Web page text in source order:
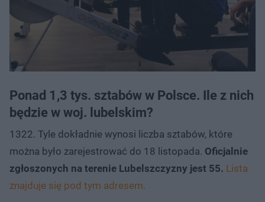
Ponad 1,3 tys. sztabów w Polsce. Ile z nich
będzie w woj. lubelskim?
1322. Tyle dokładnie wynosi liczba sztabów, które
można było zarejestrować do 18 listopada. Oficjalnie
zgłoszonych na terenie Lubelszczyzny jest 55. Lista
znajduje się pod tym adresem.